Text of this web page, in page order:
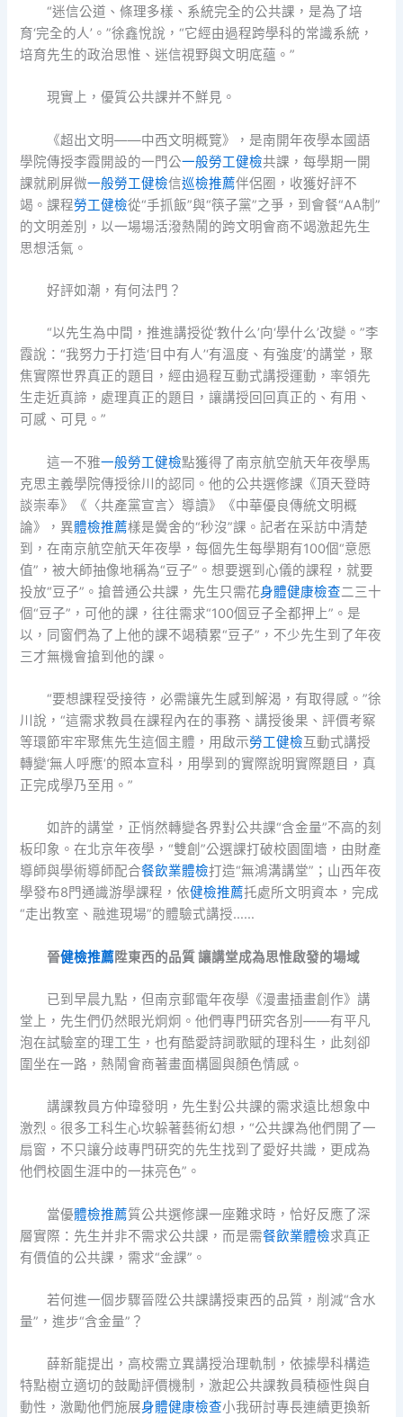
“迷信公道、條理多樣、系統完全的公共課，是為了培
育‘完全的人’。”徐鑫悅說，“它經由過程跨學科的常識系統，
培育先生的政治思惟、迷信視野與文明底蘊。”
現實上，優質公共課并不鮮見。
《超出文明——中西文明概覽》，是南開年夜學本國語
學院傳授李霞開設的一門公一般勞工健檢共課，每學期一開
課就刷屏微一般勞工健檢信巡檢推薦伴侶圈，收獲好評不
竭。課程勞工健檢從“手抓飯”與“筷子黨”之爭，到會餐“AA制”
的文明差別，以一場場活潑熱鬧的跨文明會商不竭激起先生
思想活氣。
好評如潮，有何法門？
“以先生為中間，推進講授從‘教什么’向‘學什么’改變。”李
霞說：“我努力于打造‘目中有人’‘有溫度、有強度’的講堂，聚
焦實際世界真正的題目，經由過程互動式講授運動，率領先
生走近真諦，處理真正的題目，讓講授回回真正的、有用、
可感、可見。”
這一不雅一般勞工健檢點獲得了南京航空航天年夜學馬
克思主義學院傳授徐川的認同。他的公共選修課《頂天登時
談崇奉》《〈共產黨宣言〉導讀》《中華優良傳統文明概
論》，異體檢推薦樣是黌舍的“秒沒”課。記者在采訪中清楚
到，在南京航空航天年夜學，每個先生每學期有100個“意愿
值”，被大師抽像地稱為“豆子”。想要選到心儀的課程，就要
投放“豆子”。搶普通公共課，先生只需花身體健康檢查二三十
個“豆子”，可他的課，往往需求“100個豆子全都押上”。是
以，同窗們為了上他的課不竭積累“豆子”，不少先生到了年夜
三才無機會搶到他的課。
“要想課程受接待，必需讓先生感到解渴，有取得感。”徐
川說，“這需求教員在課程內在的事務、講授後果、評價考察
等環節牢牢聚焦先生這個主體，用啟示勞工健檢互動式講授
轉變‘無人呼應’的照本宣科，用學到的實際說明實際題目，真
正完成學乃至用。”
如許的講堂，正悄然轉變各界對公共課“含金量”不高的刻
板印象。在北京年夜學，“雙創”公選課打破校園圍墻，由財產
導師與學術導師配合餐飲業體檢打造“無鴻溝講堂”；山西年夜
學發布8門通識游學課程，依健檢推薦托處所文明資本，完成
“走出教室、融進現場”的體驗式講授……
晉健檢推薦陞東西的品質 讓講堂成為思惟啟發的場域
已到早晨九點，但南京郵電年夜學《漫畫插畫創作》講
堂上，先生們仍然眼光炯炯。他們專門研究各別——有平凡
泡在試驗室的理工生，也有酷愛詩詞歌賦的理科生，此刻卻
圍坐在一路，熱鬧會商著畫面構圖與顏色情感。
講課教員方仲瑋發明，先生對公共課的需求遠比想象中
激烈。很多工科生心坎躲著藝術幻想，“公共課為他們開了一
扇窗，不只讓分歧專門研究的先生找到了愛好共識，更成為
他們校園生涯中的一抹亮色”。
當優體檢推薦質公共選修課一座難求時，恰好反應了深
層實際：先生并非不需求公共課，而是需餐飲業體檢求真正
有價值的公共課，需求“金課”。
若何進一個步驟晉陞公共課講授東西的品質，削減“含水
量”，進步“含金量”？
薛新龍提出，高校需立異講授治理軌制，依據學科構造
特點樹立適切的鼓勵評價機制，激起公共課教員積極性與自
動性，激勵他們施展身體健康檢查小我研討專長連續更換新